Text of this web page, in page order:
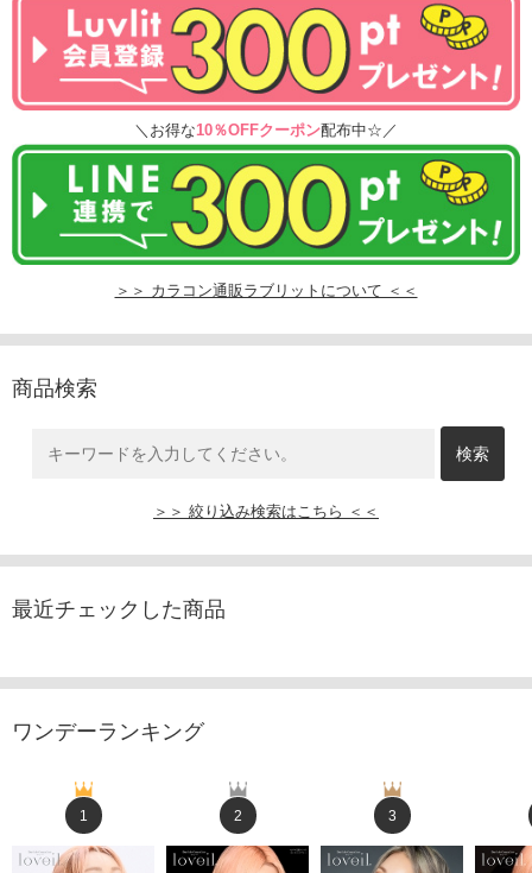
＼お得な10％OFFクーポン配布中☆／
＞＞ カラコン通販ラブリットについて ＜＜
商品検索
＞＞ 絞り込み検索はこちら ＜＜
最近チェックした商品
ワンデーランキング
1 2 3